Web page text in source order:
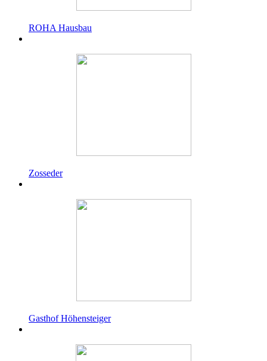
ROHA Hausbau
Zosseder
Gasthof Höhensteiger